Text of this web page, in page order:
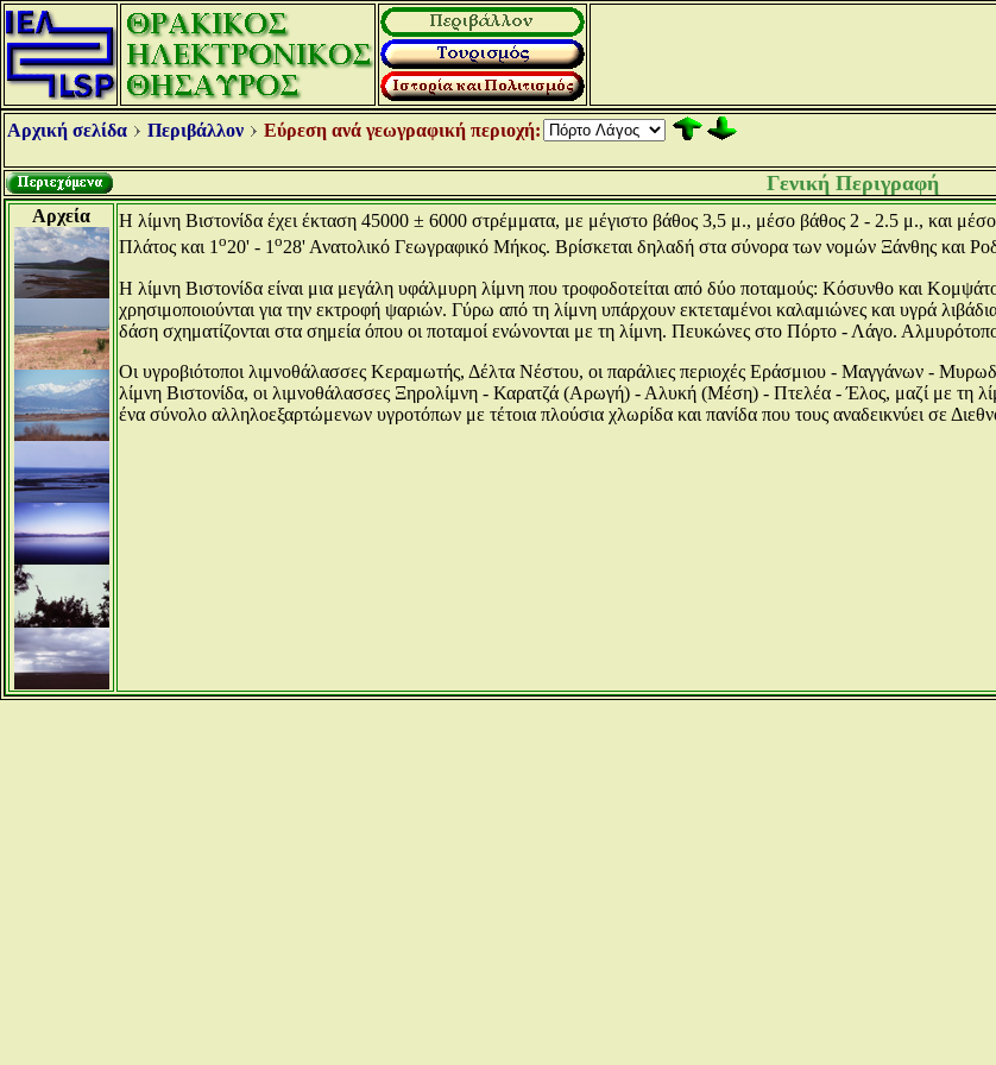
Αρχική σελίδα Περιβάλλον Εύρεση ανά γεωγραφική περιοχή:
Γενική Περιγραφή
Αρχεία Η λίμνη Βιστονίδα έχει έκταση 45000 ± 6000 στρέμματα, με μέγιστο βάθος 3,5 μ., μέσο βάθος 2 - 2.5 μ., και
Πλάτος και 1ο20' - 1ο28' Ανατολικό Γεωγραφικό Μήκος. Βρίσκεται δηλαδή στα σύνορα των νομών Ξάνθης και
Η λίμνη Βιστονίδα είναι μια μεγάλη υφάλμυρη λίμνη που τροφοδοτείται από δύο ποταμούς: Κόσυνθο και
χρησιμοποιούνται για την εκτροφή ψαριών. Γύρω από τη λίμνη υπάρχουν εκτεταμένοι καλαμιώνες και υγρά
δάση σχηματίζονται στα σημεία όπου οι ποταμοί ενώνονται με τη λίμνη. Πευκώνες στο Πόρτο - Λάγο.
Οι υγροβιότοποι λιμνοθάλασσες Κεραμωτής, Δέλτα Νέστου, οι παράλιες περιοχές Εράσμιου - Μαγγάνων -
λίμνη Βιστονίδα, οι λιμνοθάλασσες Ξηρολίμνη - Καρατζά (Αρωγή) - Αλυκή (Μέση) - Πτελέα - Έλος, μαζί με τη
ένα σύνολο αλληλοεξαρτώμενων υγροτόπων με τέτοια πλούσια χλωρίδα και πανίδα που τους αναδεικνύει σε